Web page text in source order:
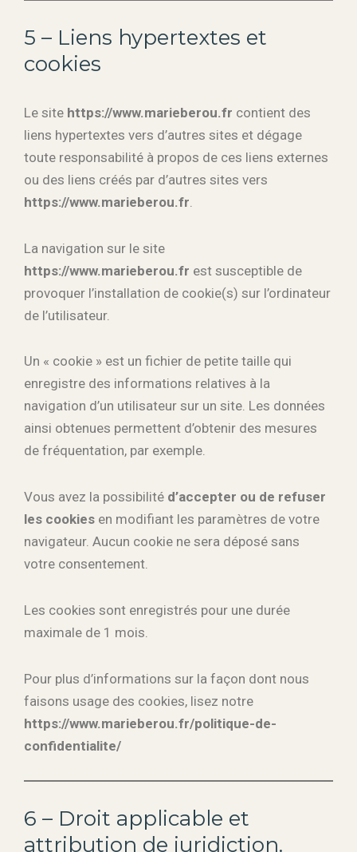
5 – Liens hypertextes et
cookies
Le site https://www.marieberou.fr contient des
liens hypertextes vers d’autres sites et dégage
toute responsabilité à propos de ces liens externes
ou des liens créés par d’autres sites vers
https://www.marieberou.fr
La navigation sur le site
https://www.marieberou.fr est susceptible de
provoquer l’installation de cookie(s) sur l’ordinateur
de l’utilisateur.
Un « cookie » est un fichier de petite taille qui
enregistre des informations relatives à la
navigation d’un utilisateur sur un site. Les données
ainsi obtenues permettent d’obtenir des mesures
de fréquentation, par exemple.
Vous avez la possibilité d’accepter ou de refuser
les cookies en modifiant les paramètres de votre
navigateur. Aucun cookie ne sera déposé sans
votre consentement.
Les cookies sont enregistrés pour une durée
maximale de 1 mois.
Pour plus d’informations sur la façon dont nous
faisons usage des cookies, lisez notre
https://www.marieberou.fr/politique-de-
confidentialite/
6 – Droit applicable et
attribution de juridiction.